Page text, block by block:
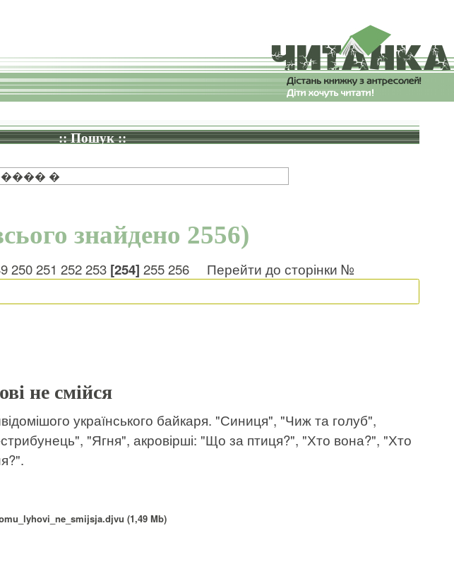
:: Пошук ::
�
знайдено 2556)
250 251 252 253 [254] 255 256 Перейти до сторінки №
не смійся
українського байкаря. "Синиця", "Чиж та голуб",
"Ягня", акровірші: "Що за птиця?", "Хто вона?", "Хто
(1,49 Mb)